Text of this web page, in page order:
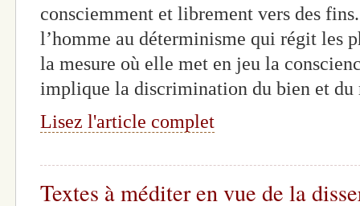
consciemment et librement vers des
l’homme au déterminisme qui régit les
la mesure où elle met en jeu la
implique la discrimination du bien et
Lisez l'article complet
Textes à méditer en vue de la